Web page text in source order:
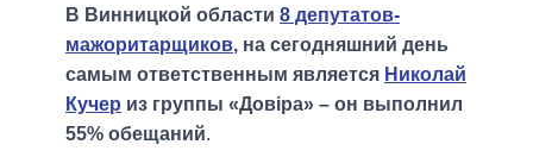
В Винницкой области 8 депутатов-
мажоритарщиков, на сегодняшний день
самым ответственным является Николай
Кучер из группы «Довіра» – он выполнил
55% обещаний.